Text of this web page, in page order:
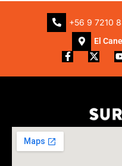
+56 9 7210
El